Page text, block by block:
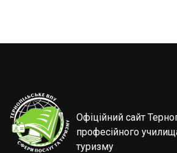
Офіційний сайт
професійного
туризму